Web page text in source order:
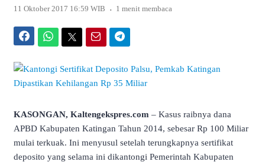
11 Oktober 2017 16:59 WIB . 1 menit membaca
KASONGAN, Kaltengekspres.com – Kasus raibnya dana
APBD Kabupaten Katingan Tahun 2014, sebesar Rp 100 Miliar
mulai terkuak. Ini menyusul setelah terungkapnya sertifikat
deposito yang selama ini dikantongi Pemerintah Kabupaten